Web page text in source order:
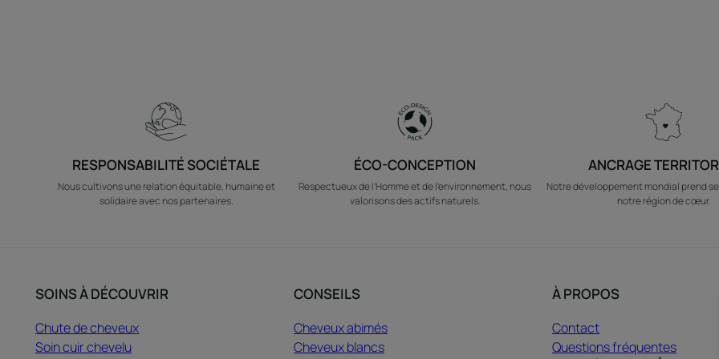
RESPONSABILITÉ SOCIÉTALE
Nous cultivons une relation équitable, humaine et
solidaire avec nos partenaires.
ÉCO-CONCEPTION
Respectueux de l’Homme et de l’environnement, nous
valorisons des actifs naturels.
ANCRAGE
Notre développement mondial prend
notre région de cœur.
SOINS À DÉCOUVRIR
Chute de cheveux
Soin cuir chevelu
CONSEILS
Cheveux abimés
Cheveux blancs
À PROPOS
Contact
Questions fréquentes